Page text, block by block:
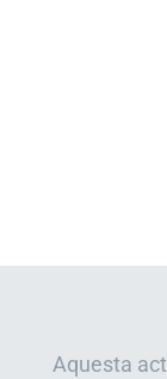
Aquesta